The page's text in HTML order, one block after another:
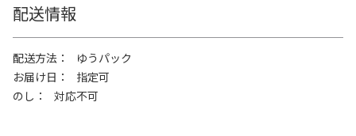
配送情報
配送方法
ゆうパック
お届け日
指定可
のし
対応不可